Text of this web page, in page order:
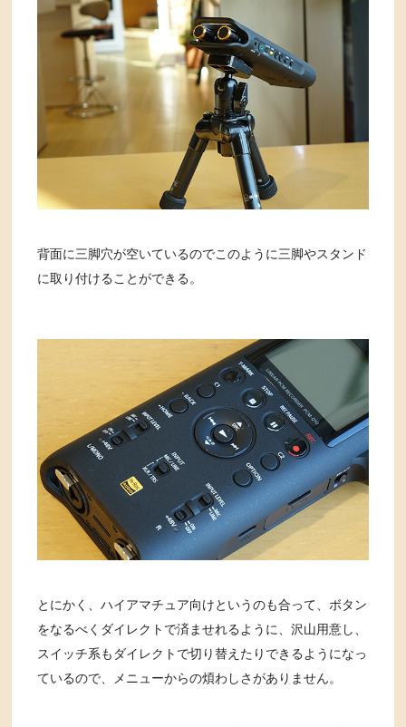
背面に三脚穴が空いているのでこのように三脚やスタンド
に取り付けることができる。
とにかく、ハイアマチュア向けというのも合って、ボタン
をなるべくダイレクトで済ませれるように、沢山用意し、
スイッチ系もダイレクトで切り替えたりできるようになっ
ているので、メニューからの煩わしさがありません。